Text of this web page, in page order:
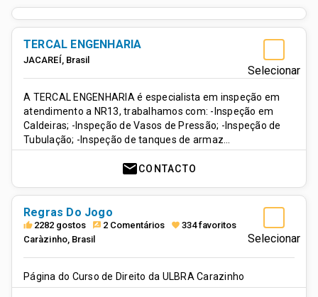
Selecionar
TERCAL ENGENHARIA
JACAREÍ Brasil
A TERCAL ENGENHARIA é especialista em inspeção em
atendimento a NR13, trabalhamos com: -Inspeção em
Caldeiras; -Inspeção de Vasos de Pressão; -Inspeção de
Tubulação; -Inspeção de tanques de armaz…
mailCONTACTO
Selecionar
Regras Do Jogo
thumb_up 2282 gostos rate_review 2 Comentários favorite 334 favoritos
Caràzinho, Brasil
Página do Curso de Direito da ULBRA Carazinho